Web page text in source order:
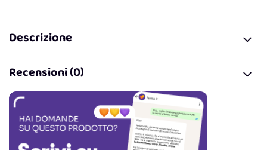
Descrizione
Recensioni (0)